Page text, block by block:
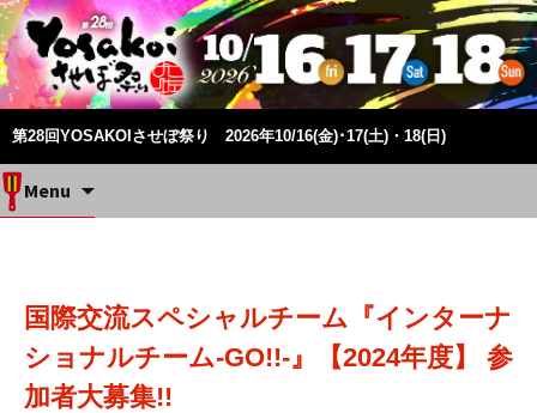
第28回YOSAKOIさせぼ祭り 2026年10/16(金)･17(土)・18(日)
Menu
国際交流スペシャルチーム『インターナ
ショナルチーム-GO!!-』【2024年度】 参
加者大募集!!